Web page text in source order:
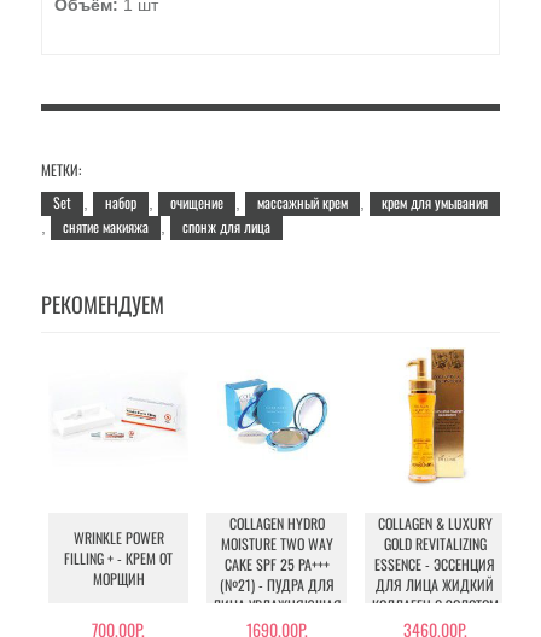
Объём: 1 шт
МЕТКИ:
Set
набор очищение массажный крем крем для умывания
снятие макияжа спонж для лица
РЕКОМЕНДУЕМ
WRINKLE POWER
FILLING + - КРЕМ ОТ
МОРЩИН
700.00Р.
COLLAGEN HYDRO
MOISTURE TWO WAY
CAKE SPF 25 PA+++
(№21) - ПУДРА ДЛЯ
ЛИЦА УВЛАЖНЯЮЩАЯ
С КОЛЛАГЕНОМ (№21)
1690.00Р.
COLLAGEN & LUXURY
GOLD REVITALIZING
ESSENCE - ЭССЕНЦИЯ
ДЛЯ ЛИЦА ЖИДКИЙ
КОЛЛАГЕН С ЗОЛОТОМ
3460.00Р.